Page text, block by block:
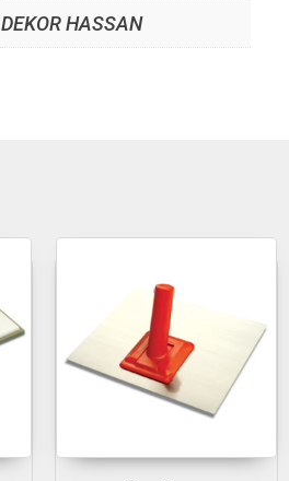
DEKOR HASSAN